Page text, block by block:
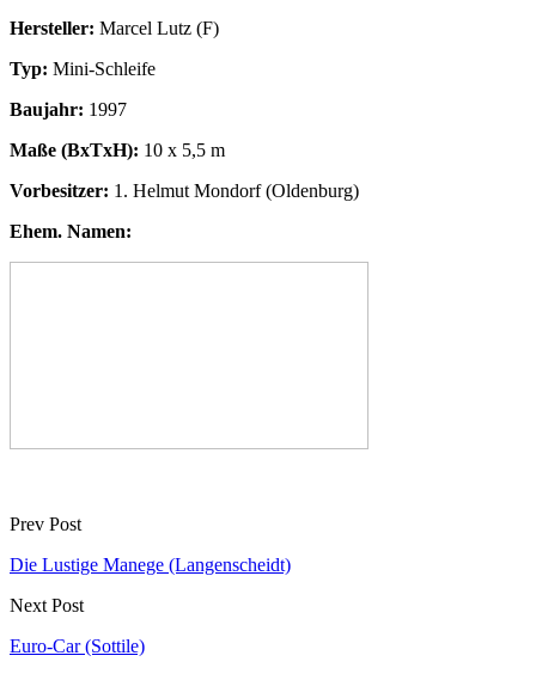
Hersteller: Marcel Lutz (F)
Typ: Mini-Schleife
Baujahr: 1997
Maße (BxTxH): 10 x 5,5 m
Vorbesitzer: 1. Helmut Mondorf (Oldenburg)
Ehem. Namen:
Prev Post
Die Lustige Manege (Langenscheidt)
Next Post
Euro-Car (Sottile)